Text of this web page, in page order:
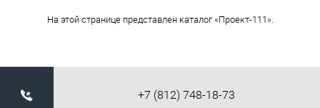
На этой странице представлен каталог «Проект-111».
+7 (812) 748-18-73